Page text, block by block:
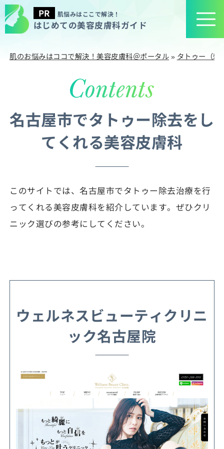
肌悩みはここで解決！
はじめての美容皮膚科ガイド
肌のお悩みはココで解決！美容皮膚科＠ポータル» タトゥー（刺
名古屋市でタトゥー除去をし
てくれる美容皮膚科
このサイトでは、名古屋市でタトゥー除去治療を行
ってくれる美容皮膚科を紹介しています。ぜひクリ
ニック選びの参考にしてください。
ウェルネスビューティクリニ
ック名古屋院